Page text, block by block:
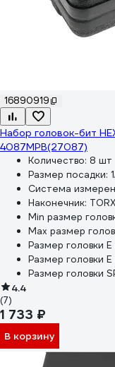
16890919
Набор головок-бит
4087MPB(27087)
Количество: 8 шт
Размер посадки:
Система
Наконечник:
Min размер
Max размер
Размер головки E
Размер головки E
Размер головки
4.4
(7)
1 733 ₽
В корзину